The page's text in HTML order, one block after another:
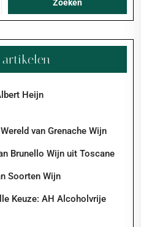
Zoeken
Heijn
van Grenache Wijn
Brunello Wijn uit Toscane
Soorten Wijn
Keuze: AH Alcoholvrije